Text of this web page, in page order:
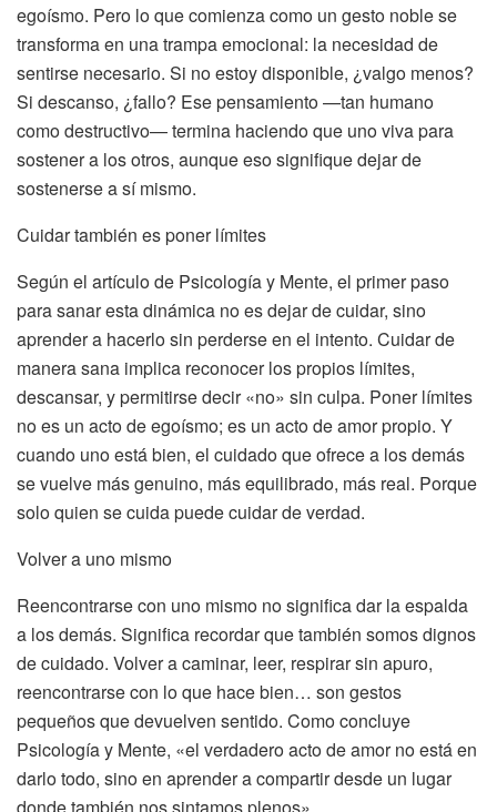
egoísmo. Pero lo que comienza como un gesto noble se
transforma en una trampa emocional: la necesidad de
sentirse necesario. Si no estoy disponible, ¿valgo menos?
Si descanso, ¿fallo? Ese pensamiento —tan humano
como destructivo— termina haciendo que uno viva para
sostener a los otros, aunque eso signifique dejar de
sostenerse a sí mismo.
Cuidar también es poner límites
Según el artículo de Psicología y Mente, el primer paso
para sanar esta dinámica no es dejar de cuidar, sino
aprender a hacerlo sin perderse en el intento. Cuidar de
manera sana implica reconocer los propios límites,
descansar, y permitirse decir «no» sin culpa. Poner límites
no es un acto de egoísmo; es un acto de amor propio. Y
cuando uno está bien, el cuidado que ofrece a los demás
se vuelve más genuino, más equilibrado, más real. Porque
solo quien se cuida puede cuidar de verdad.
Volver a uno mismo
Reencontrarse con uno mismo no significa dar la espalda
a los demás. Significa recordar que también somos dignos
de cuidado. Volver a caminar, leer, respirar sin apuro,
reencontrarse con lo que hace bien… son gestos
pequeños que devuelven sentido. Como concluye
Psicología y Mente, «el verdadero acto de amor no está en
darlo todo, sino en aprender a compartir desde un lugar
donde también nos sintamos plenos».